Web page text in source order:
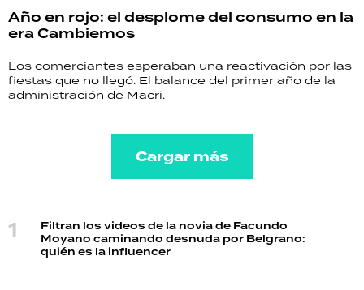
Año en rojo: el desplome del consumo en la
era Cambiemos
Los comerciantes esperaban una reactivación por las
fiestas que no llegó. El balance del primer año de la
administración de Macri.
Cargar más
Filtran los videos de la novia de Facundo
Moyano caminando desnuda por Belgrano:
quién es la influencer